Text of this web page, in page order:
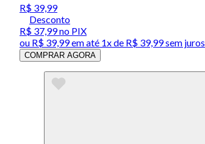
R$ 39,99
Desconto
R$ 37,99no PIX
ou R$ 39,99em até 1x de R$ 39,99sem juros
COMPRAR AGORA